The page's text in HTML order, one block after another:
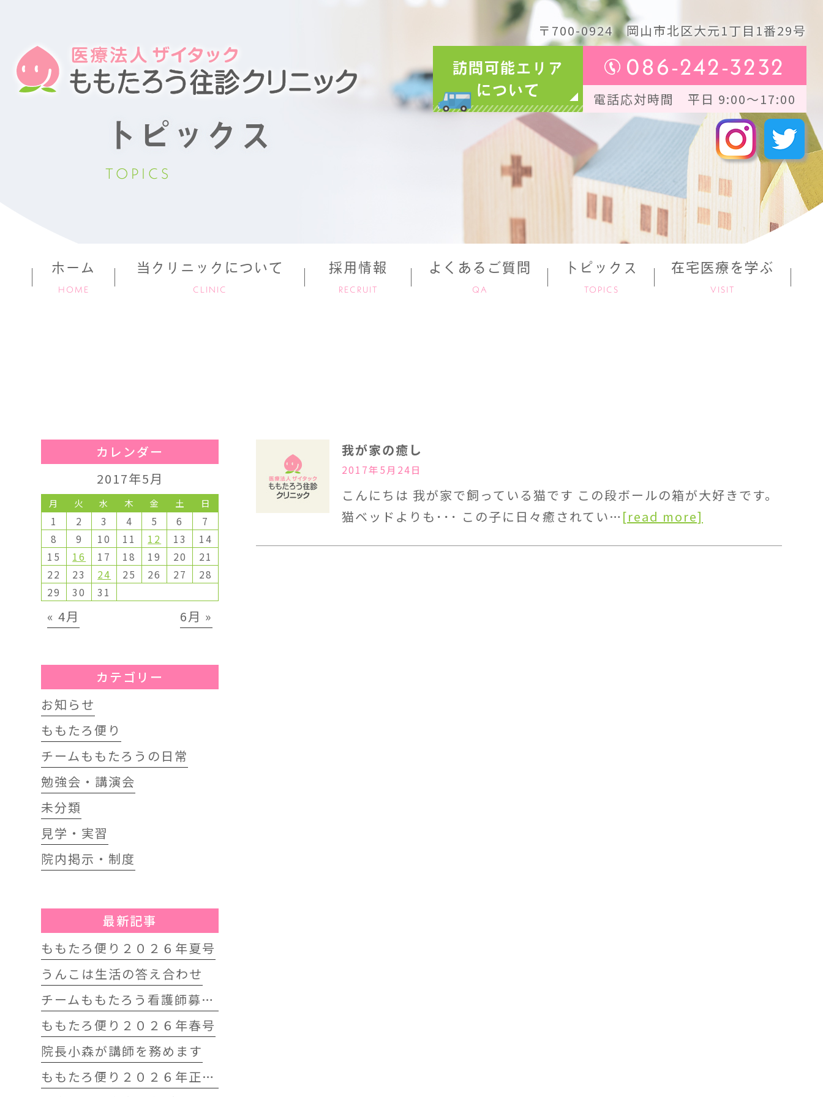
〒700-0924岡山市北区大元1丁目1番29号
086-242-3232
電話応対時間 平日 9:00～17:00
訪問可能エリア
について
トピックス
TOPICS
ホーム
HOME
当クリニックについて
CLINIC
採用情報
RECRUIT
よくあるご質問
QA
トピックス
TOPICS
在宅医療を学ぶ
VISIT
我が家の癒し
2017年5月24日
こんにちは 我が家で飼っている猫です この段ボールの箱が大好きです。
猫ベッドよりも･･･ この子に日々癒されてい… [read more]
カレンダー
2017年5月
月 火 水 木 金 土 日
1 2 3 4 5 6
7
8
9 10 11 12 13
14
15
16 17 18 19 20
21
22
23 24 25 26 27
28
29
30 31
« 4月 6月 »
カテゴリー
お知らせ
ももたろ便り
チームももたろうの日常
勉強会・講演会
未分類
見学・実習
院内掲示・制度
最新記事
ももたろ便り２０２６年夏号
うんこは生活の答え合わせ
チームももたろう看護師募集中
ももたろ便り２０２６年春号
院長小森が講師を務めます
ももたろ便り２０２６年正月号